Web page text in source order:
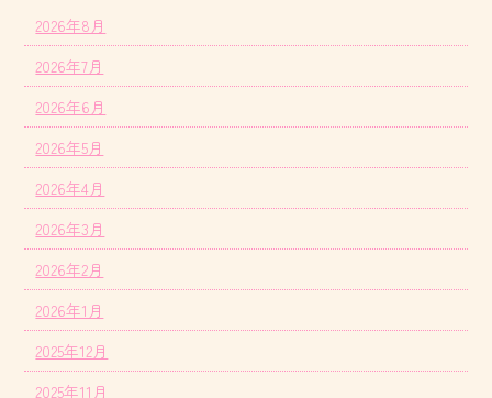
2026年8月
2026年7月
2026年6月
2026年5月
2026年4月
2026年3月
2026年2月
2026年1月
2025年12月
2025年11月